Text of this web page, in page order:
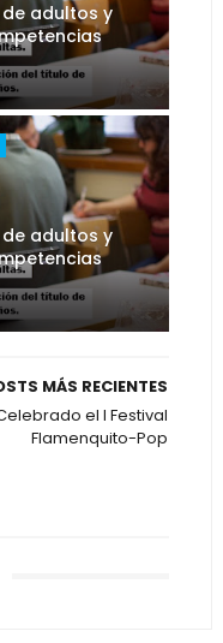
adultos y
adultos y
MÁS RECIENTES
el I Festival
Flamenquito-Pop